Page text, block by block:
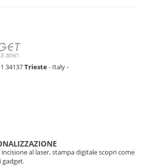
34137Trieste- Italy -
al laser, stampa digitale scopri come
gadget.